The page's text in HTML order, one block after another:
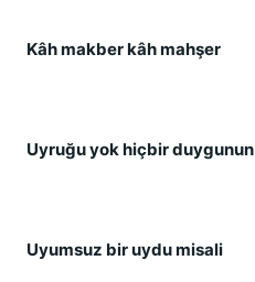
Kâh makber kâh mahşer
Uyruğu yok hiçbir duygunun
Uyumsuz bir uydu misali